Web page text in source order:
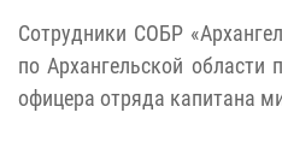
Сотрудники СОБР
по Архангельской области
офицера отряда капитана